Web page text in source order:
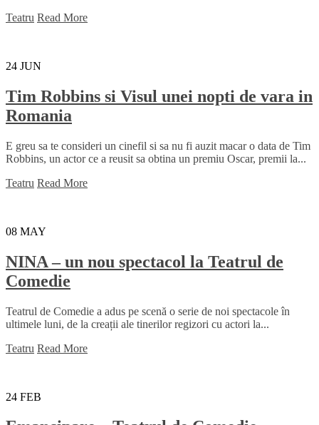
Teatru Read More
24 JUN
Tim Robbins si Visul unei nopti de vara in
Romania
E greu sa te consideri un cinefil si sa nu fi auzit macar o data de Tim
Robbins, un actor ce a reusit sa obtina un premiu Oscar, premii la...
Teatru Read More
08 MAY
NINA – un nou spectacol la Teatrul de
Comedie
Teatrul de Comedie a adus pe scenă o serie de noi spectacole în
ultimele luni, de la creații ale tinerilor regizori cu actori la...
Teatru Read More
24 FEB